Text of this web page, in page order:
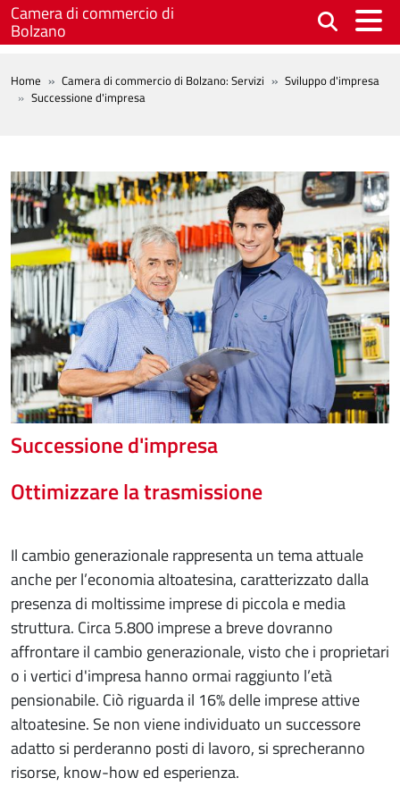
Salta al contenuto principale
Camera di commercio di
Bolzano
BREADCRUMB
Home Camera di commercio di Bolzano: Servizi
Sviluppo d'impresa
Successione d'impresa
Successione d'impresa
Ottimizzare la trasmissione
Il cambio generazionale rappresenta un tema attuale
anche per l’economia altoatesina, caratterizzato dalla
presenza di moltissime imprese di piccola e media
struttura. Circa 5.800 imprese a breve dovranno
affrontare il cambio generazionale, visto che i proprietari
o i vertici d'impresa hanno ormai raggiunto l’età
pensionabile. Ciò riguarda il 16% delle imprese attive
altoatesine. Se non viene individuato un successore
adatto si perderanno posti di lavoro, si sprecheranno
risorse, know-how ed esperienza.